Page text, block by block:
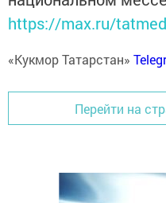
https://max.ru/
«Кукмор Татарстан»
Перейти на